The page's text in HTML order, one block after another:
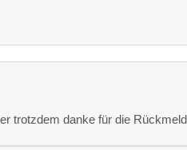
trotzdem danke für die